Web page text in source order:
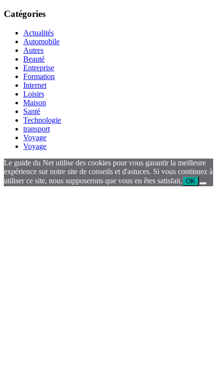
Catégories
Actualités
Automobile
Autres
Beauté
Entreprise
Formation
Internet
Loisirs
Maison
Santé
Technologie
transport
Voyage
Voyage
Le guide du Net utilise des cookies pour vous garantir la meilleure
expérience sur notre site de conseils et d'astuces. Si vous continuez à
utiliser ce site, nous supposerons que vous en êtes satisfait. OK